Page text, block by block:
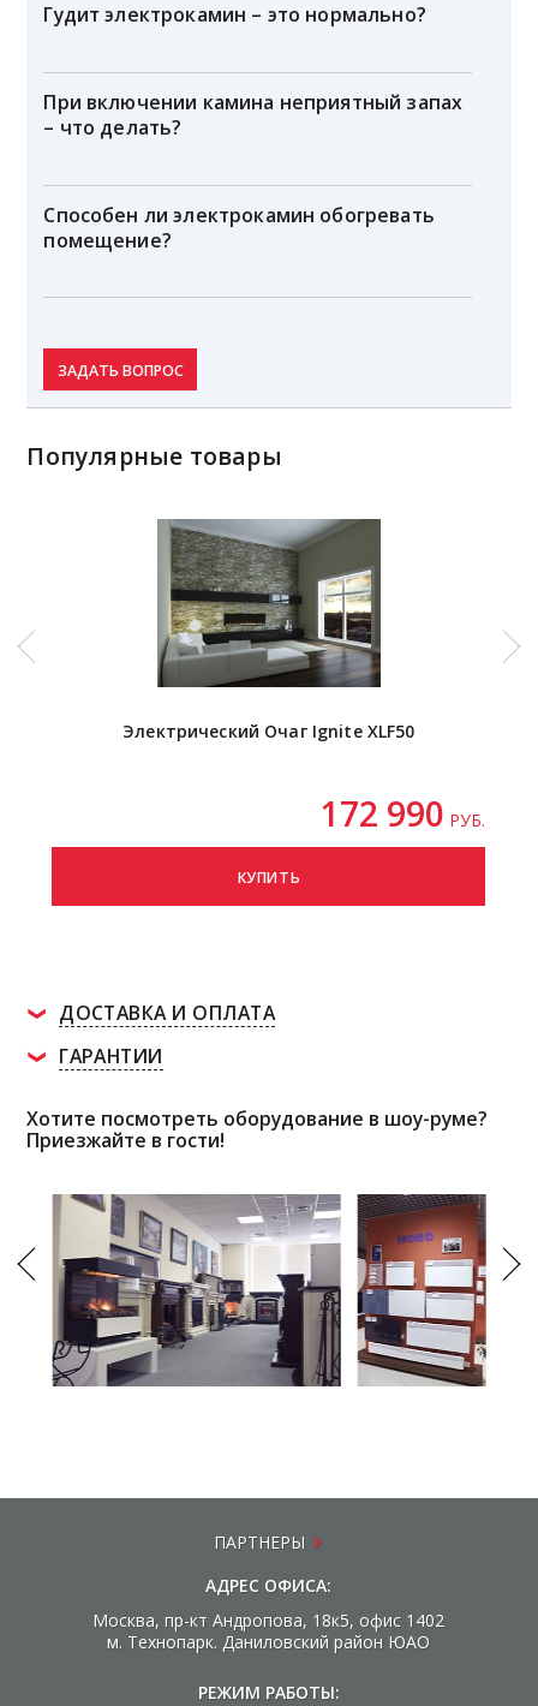
Гудит электрокамин – это нормально?
При включении камина неприятный запах
– что делать?
Способен ли электрокамин обогревать
помещение?
ЗАДАТЬ ВОПРОС
Популярные товары
Электрический Очаг Ignite XLF50
172 990 РУБ.
КУПИТЬ
ДОСТАВКА И ОПЛАТА
ГАРАНТИИ
Хотите посмотреть оборудование в шоу-руме?
Приезжайте в гости!
ПАРТНЕРЫ
АДРЕС ОФИСА:
Москва, пр-кт Андропова, 18к5, офис 1402
м. Технопарк. Даниловский район ЮАО
РЕЖИМ РАБОТЫ: